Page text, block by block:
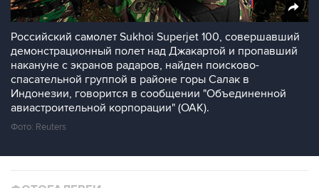
Российский самолет Sukhoi Superjet 100, совершавший
демонстрационный полет над Джакартой и пропавший
накануне с экранов радаров, найден поисково-
спасательной группой в районе горы Салак в
Индонезии, говорится в сообщении "Объединенной
авиастроительной корпорации" (ОАК).
Фото: Reuters